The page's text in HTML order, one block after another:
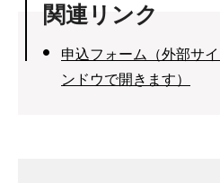
関連リンク
申込フォーム（外部サ
ンドウで開きます）